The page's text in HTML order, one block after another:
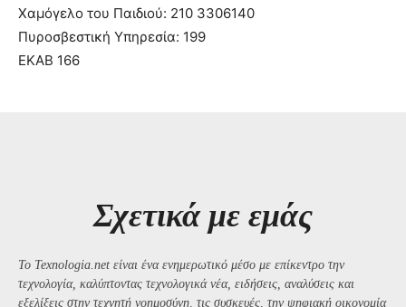
Χαμόγελο του Παιδιού: 210 3306140
Πυροσβεστική Υπηρεσία: 199
ΕΚΑΒ 166
Σχετικά με εμάς
Το Texnologia.net είναι ένα ενημερωτικό μέσο με επίκεντρο την
τεχνολογία, καλύπτοντας τεχνολογικά νέα, ειδήσεις, αναλύσεις και
εξελίξεις στην τεχνητή νοημοσύνη, τις συσκευές, την ψηφιακή οικονομία